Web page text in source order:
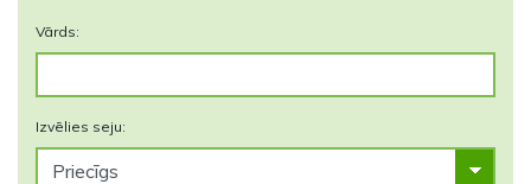
Vārds:
Izvēlies seju: